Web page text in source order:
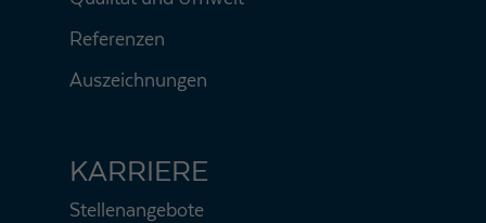
Referenzen
Auszeichnungen
KARRIERE
Stellenangebote